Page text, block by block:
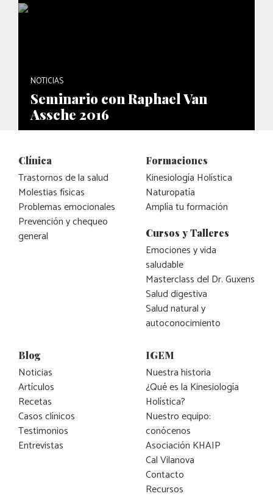
NOTICIAS
Seminario con Raphael Van
Assche 2016
Clínica
Trastornos de la salud
Molestias físicas
Problemas emocionales
Prevención y chequeo
general
Formaciones
Kinesiología Holística
Naturopatía
Amplía tu formación
Cursos y Talleres
Emociones y vida
saludable
Masterclass del Dr. Guxens
Salud digestiva
Salud natural y
autoconocimiento
Blog
Noticias
Artículos
Recetas
Casos clínicos
Testimonios
Entrevistas
IGEM
Nuestra historia
¿Qué es la Kinesiología
Holística?
Nuestro equipo:
conócenos
Asociación KHAIP
Cal Vilanova
Contacto
Recursos